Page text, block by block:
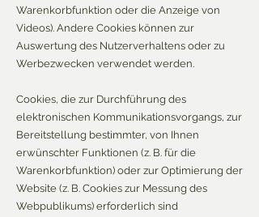
Warenkorbfunktion oder die Anzeige von
Videos). Andere Cookies können zur
Auswertung des Nutzerverhaltens oder zu
Werbezwecken verwendet werden.
Cookies, die zur Durchführung des
elektronischen Kommunikationsvorgangs, zur
Bereitstellung bestimmter, von Ihnen
erwünschter Funktionen (z. B. für die
Warenkorbfunktion) oder zur Optimierung der
Website (z. B. Cookies zur Messung des
Webpublikums) erforderlich sind